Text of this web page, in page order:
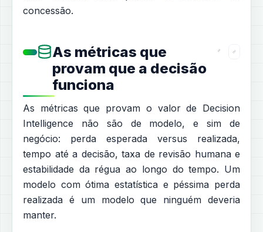
concessão.
As métricas que
provam que a decisão
funciona
As métricas que provam o valor de Decision
Intelligence não são de modelo, e sim de
negócio: perda esperada versus realizada,
tempo até a decisão, taxa de revisão humana e
estabilidade da régua ao longo do tempo. Um
modelo com ótima estatística e péssima perda
realizada é um modelo que ninguém deveria
manter.